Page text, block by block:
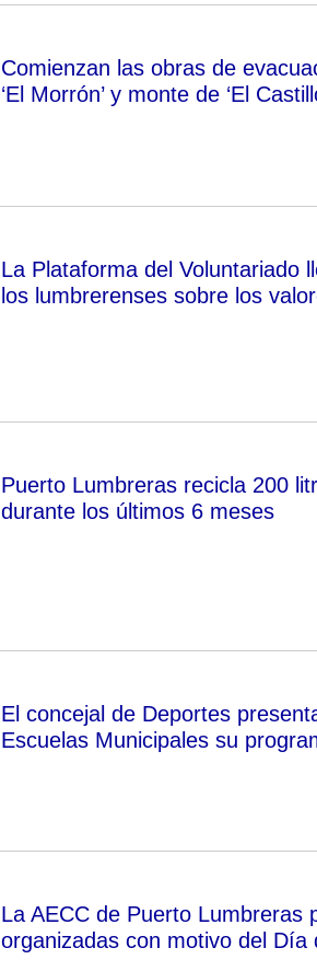
Comienzan las obras de
‘El Morrón’ y monte de ‘El
La Plataforma del Voluntariado
los lumbrerenses sobre los
Puerto Lumbreras recicla 200
durante los últimos 6 meses
El concejal de Deportes
Escuelas Municipales su
La AECC de Puerto Lumbreras
organizadas con motivo del Día